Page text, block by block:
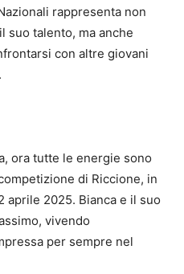
rappresenta non
suo talento, ma anche
con altre giovani
ora tutte le energie sono
di Riccione, in
aprile 2025. Bianca e il suo
vivendo
per sempre nel